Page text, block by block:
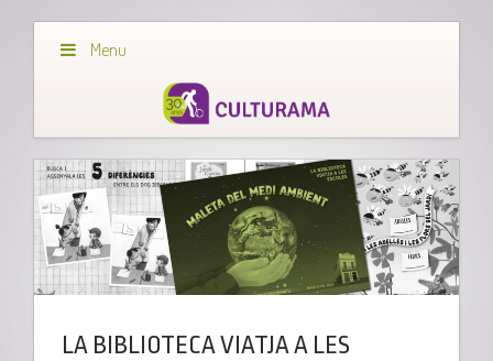
Menu
LA BIBLIOTECA VIATJA A LES